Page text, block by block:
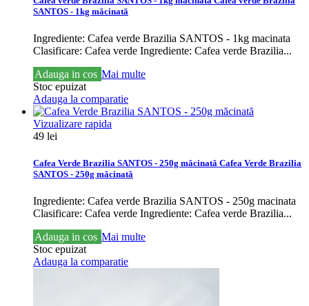
SANTOS - 1kg măcinată
Ingrediente: Cafea verde Brazilia SANTOS - 1kg macinata
Clasificare: Cafea verde Ingrediente: Cafea verde Brazilia...
Adauga in cos Mai multe
Stoc epuizat
Adauga la comparatie
Vizualizare rapida
49 lei
Cafea Verde Brazilia SANTOS - 250g măcinată Cafea Verde Brazilia
SANTOS - 250g măcinată
Ingrediente: Cafea verde Brazilia SANTOS - 250g macinata
Clasificare: Cafea verde Ingrediente: Cafea verde Brazilia...
Adauga in cos Mai multe
Stoc epuizat
Adauga la comparatie